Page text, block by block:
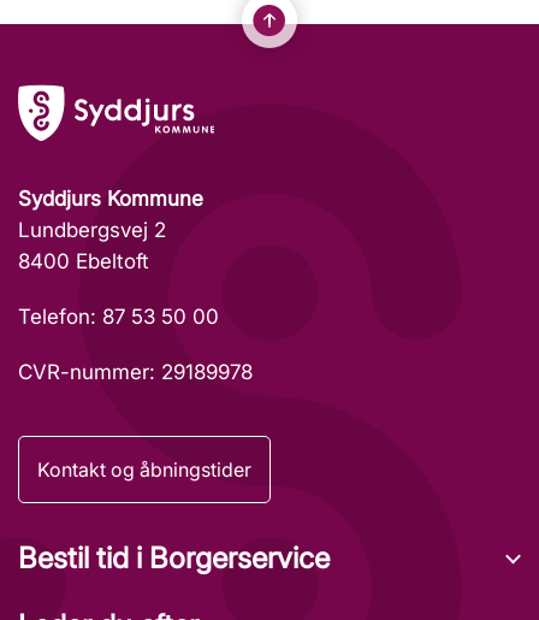
Syddjurs Kommune
Lundbergsvej 2
8400 Ebeltoft
Telefon: 87 53 50 00
CVR-nummer: 29189978
Kontakt og åbningstider
Bestil tid i Borgerservice